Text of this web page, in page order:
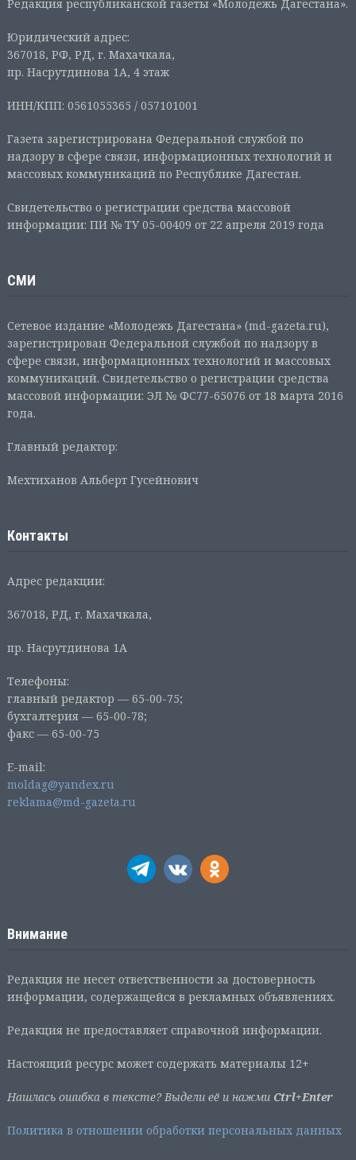
Редакция республиканской газеты «Молодежь Дагестана».
Юридический адрес:
367018, РФ, РД, г. Махачкала,
пр. Насрутдинова 1А, 4 этаж
ИНН/КПП: 0561055365 / 057101001
Газета зарегистрирована Федеральной службой по
надзору в сфере связи, информационных технологий и
массовых коммуникаций по Республике Дагестан.
Свидетельство о регистрации средства массовой
информации: ПИ № ТУ 05-00409 от 22 апреля 2019 года
СМИ
Сетевое издание «Молодежь Дагестана» (md-gazeta.ru),
зарегистрирован Федеральной службой по надзору в
сфере связи, информационных технологий и массовых
коммуникаций. Свидетельство о регистрации средства
массовой информации: ЭЛ № ФС77-65076 от 18 марта 2016
года.
Главный редактор:
Мехтиханов Альберт Гусейнович
Контакты
Адрес редакции:
367018, РД, г. Махачкала,
пр. Насрутдинова 1А
Телефоны:
главный редактор — 65-00-75;
бухгалтерия — 65-00-78;
факс — 65-00-75
E-mail:
moldag@yandex.ru
reklama@md-gazeta.ru
Внимание
Редакция не несет ответственности за достоверность
информации, содержащейся в рекламных объявлениях.
Редакция не предоставляет справочной информации.
Настоящий ресурс может содержать материалы 12+
Нашлась ошибка в тексте? Выдели её и нажми Ctrl+Enter
Политика в отношении обработки персональных данных